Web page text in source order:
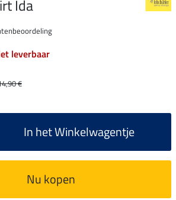
Ida
leverbaar
€
In het Winkelwagentje
Nu kopen